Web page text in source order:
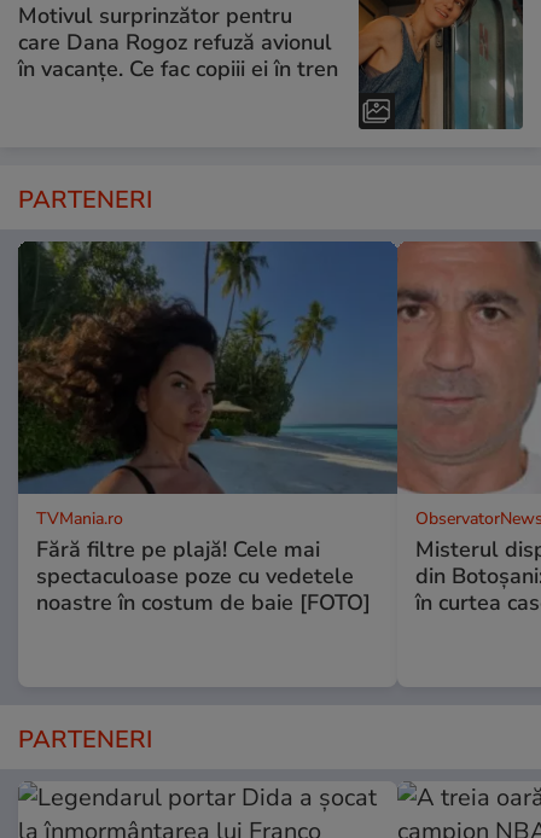
Motivul surprinzător pentru
care Dana Rogoz refuză avionul
în vacanțe. Ce fac copiii ei în tren
PARTENERI
TVMania.ro
Fără filtre pe plajă! Cele mai
spectaculoase poze cu vedetele
noastre în costum de baie [FOTO]
Misterul
din
în curtea
PARTENERI